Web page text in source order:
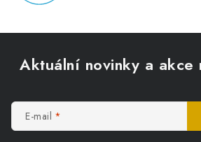
Aktuální novinky a akce
E-mail